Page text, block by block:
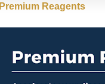
Premium Reagents